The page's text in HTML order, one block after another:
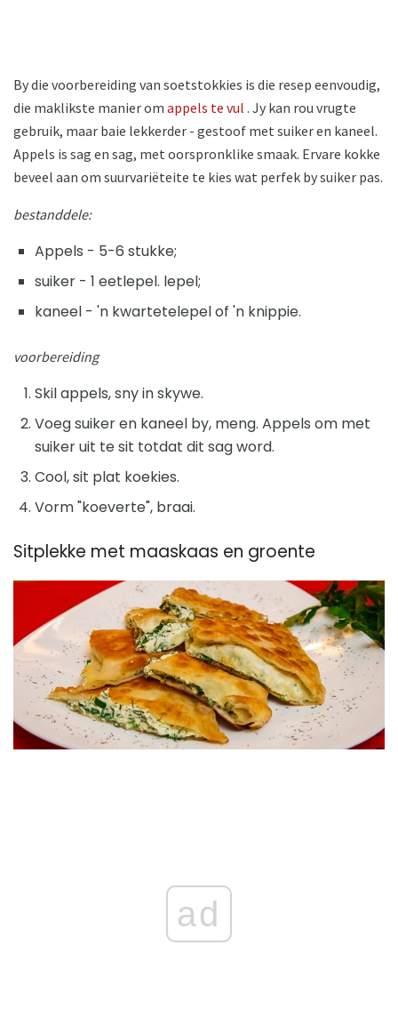
By die voorbereiding van soetstokkies is die resep eenvoudig,
die maklikste manier om appels te vul . Jy kan rou vrugte
gebruik, maar baie lekkerder - gestoof met suiker en kaneel.
Appels is sag en sag, met oorspronklike smaak. Ervare kokke
beveel aan om suurvariëteite te kies wat perfek by suiker pas.
bestanddele:
Appels - 5-6 stukke;
suiker - 1 eetlepel. lepel;
kaneel - 'n kwartetelepel of 'n knippie.
voorbereiding
Skil appels, sny in skywe.
Voeg suiker en kaneel by, meng. Appels om met
suiker uit te sit totdat dit sag word.
Cool, sit plat koekies.
Vorm "koeverte", braai.
Sitplekke met maaskaas en groente
ad